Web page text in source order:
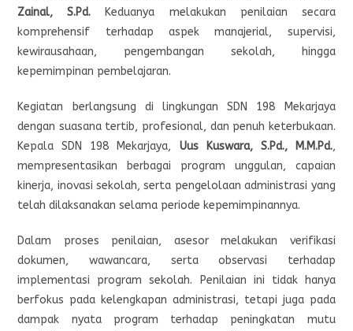
Zainal, S.Pd. Keduanya melakukan penilaian secara
komprehensif terhadap aspek manajerial, supervisi,
kewirausahaan, pengembangan sekolah, hingga
kepemimpinan pembelajaran.
Kegiatan berlangsung di lingkungan SDN 198 Mekarjaya
dengan suasana tertib, profesional, dan penuh keterbukaan.
Kepala SDN 198 Mekarjaya, Uus Kuswara, S.Pd., M.M.Pd.,
mempresentasikan berbagai program unggulan, capaian
kinerja, inovasi sekolah, serta pengelolaan administrasi yang
telah dilaksanakan selama periode kepemimpinannya.
Dalam proses penilaian, asesor melakukan verifikasi
dokumen, wawancara, serta observasi terhadap
implementasi program sekolah. Penilaian ini tidak hanya
berfokus pada kelengkapan administrasi, tetapi juga pada
dampak nyata program terhadap peningkatan mutu